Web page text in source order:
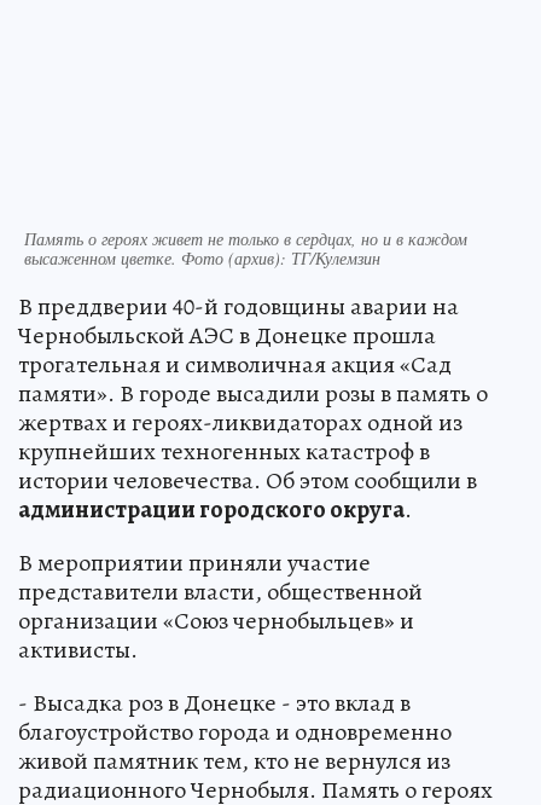
Память о героях живет не только в сердцах, но и в каждом
высаженном цветке. Фото (архив): ТГ/Кулемзин
В преддверии 40-й годовщины аварии на
Чернобыльской АЭС в Донецке прошла
трогательная и символичная акция «Сад
памяти». В городе высадили розы в память о
жертвах и героях-ликвидаторах одной из
крупнейших техногенных катастроф в
истории человечества. Об этом сообщили в
администрации городского округа.
В мероприятии приняли участие
представители власти, общественной
организации «Союз чернобыльцев» и
активисты.
- Высадка роз в Донецке - это вклад в
благоустройство города и одновременно
живой памятник тем, кто не вернулся из
радиационного Чернобыля. Память о героях